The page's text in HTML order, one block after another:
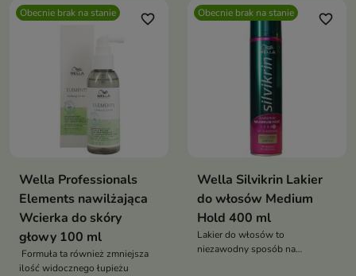
Obecnie brak na stanie favorite_border
Wella Professionals
Elements nawilżająca
Wcierka do skóry
głowy 100 ml
Formuła ta również zmniejsza
ilość widocznego łupieżu
Obecnie brak na stanie favorite_border
Wella Silvikrin Lakier
do włosów Medium
Hold 400 ml
Lakier do włosów to
niezawodny sposób na